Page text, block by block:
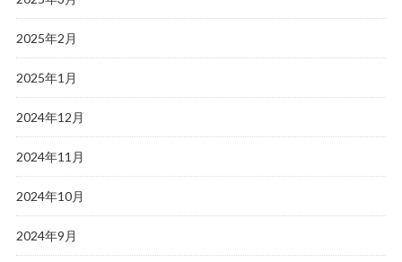
2025年2月
2025年1月
2024年12月
2024年11月
2024年10月
2024年9月